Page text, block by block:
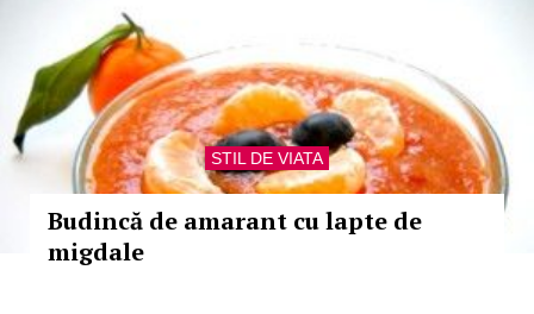
STIL DE VIATA
Budincă de amarant cu lapte de
migdale